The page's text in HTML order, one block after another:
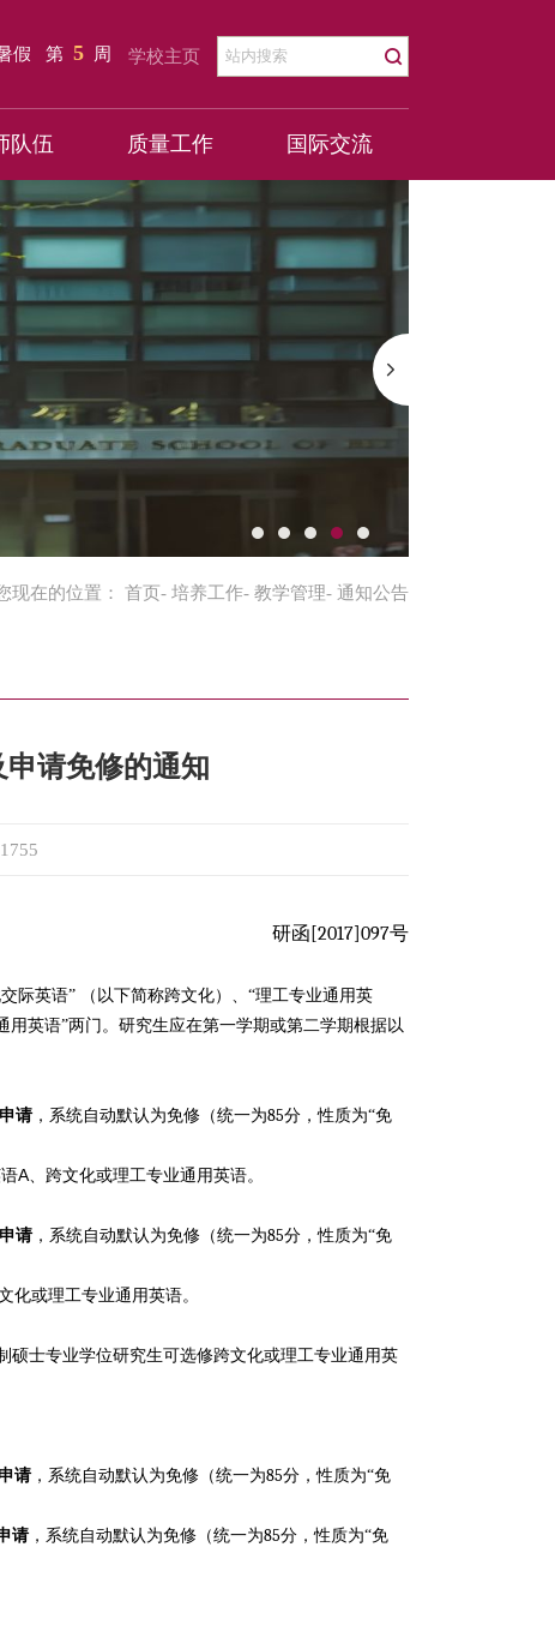
假 第 5 周 学校主页
队伍 质量工作 国际交流
现在的位置： 首页- 培养工作- 教学管理- 通知公告
申请免修的通知
1755
研函[2017]097号
际英语” （以下简称跨文化）、“理工专业通用英
英语”两门。 研究生应在第一学期或第二学期根据以
请，系统自动默认为免修（统一为85分，性质为“免
A、跨文化或理工专业通用英语。
请，系统自动默认为免修（统一为85分，性质为“免
化或理工专业通用英语。
硕士专业学位研究生可选修跨文化或理工专业通用英
请，系统自动默认为免修（统一为85分，性质为“免
请，系统自动默认为免修（统一为85分，性质为“免